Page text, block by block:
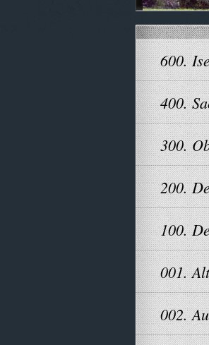
600.
400.
300.
200.
100.
001.
002.